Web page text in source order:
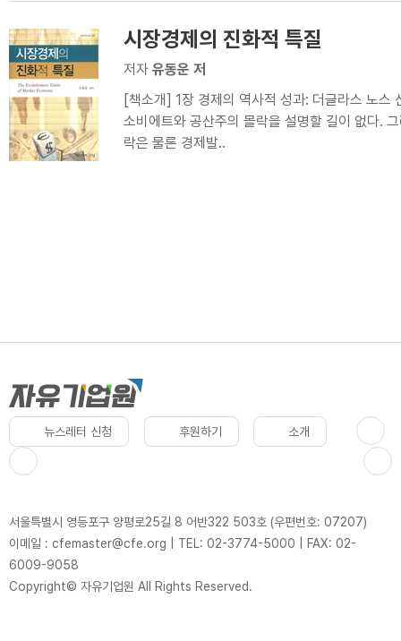
시장경제의 진화적 특질
저자 유동운 저
[책소개] 1장 경제의 역사적 성과: 더글라스 노스
소비에트와 공산주의 몰락을 설명할 길이 없다.
락은 물론 경제발..
뉴스레터 신청 후원하기 소개
서울특별시 영등포구 양평로25길 8 어반322 503호 (우편번호: 07207)
이메일 : cfemaster@cfe.org
TEL: 02-3774-5000
FAX: 02-
6009-9058
Copyright© 자유기업원 All Rights Reserved.